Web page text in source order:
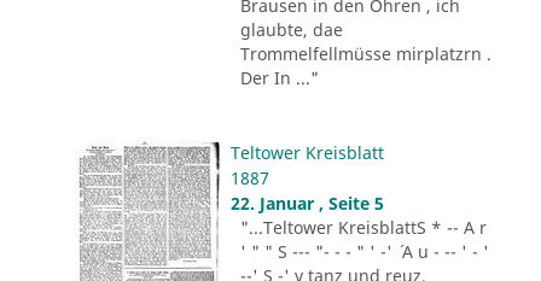
Brausen in den Ohren , ich
glaubte, dae
Trommelfellmüsse mirplatzrn .
Der In ..."
Teltower Kreisblatt
1887
22. Januar , Seite 5
"...Teltower KreisblattS * -- A r
' " " S --- "- - - " ' -' ´ A u - -- ' - '
--' S -' v tanz und reuz.